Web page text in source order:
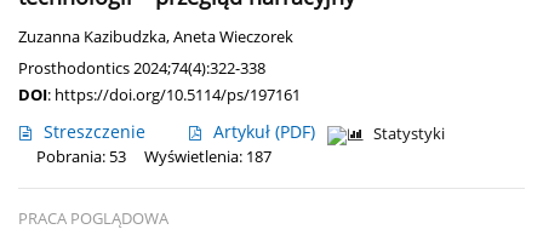
Zuzanna Kazibudzka,Aneta Wieczorek
Prosthodontics 2024;74(4):322-338
DOI: https://doi.org/10.5114/ps/197161
Streszczenie Artykuł (PDF)
Statystyki
Pobrania: 53
Wyświetlenia: 187
PRACA POGLĄDOWA